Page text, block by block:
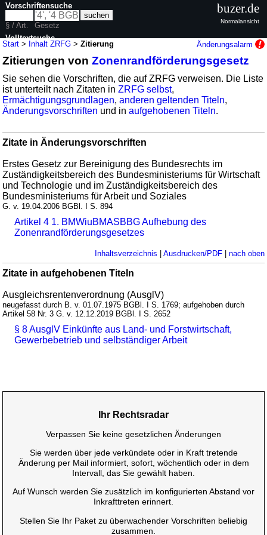
Start > Inhalt ZRFG >Zitierung Änderungsalarm
Zitierungen vonZonenrandförderungsgesetz
Sie sehen die Vorschriften, die auf ZRFG verweisen. Die Liste
ist unterteilt nach Zitaten inZRFG selbst,
Ermächtigungsgrundlagen,anderen geltenden Titeln,
Änderungsvorschriften und inaufgehobenen Titeln.
Zitate in Änderungsvorschriften
Erstes Gesetz zur Bereinigung des Bundesrechts im
Zuständigkeitsbereich des Bundesministeriums für Wirtschaft
und Technologie und im Zuständigkeitsbereich des
Bundesministeriums für Arbeit und Soziales
G. v. 19.04.2006 BGBl. I S. 894
Artikel 4 1. BMWiuBMASBBG Aufhebung des
Zonenrandförderungsgesetzes
Inhaltsverzeichnis | Ausdrucken/PDF| nach oben
Zitate in aufgehobenen Titeln
Ausgleichsrentenverordnung (AusglV)
neugefasst durch B. v. 01.07.1975 BGBl. I S. 1769; aufgehoben durch
Artikel 58 Nr. 3 G. v. 12.12.2019 BGBl. I S. 2652
§ 8 AusglV Einkünfte aus Land- und Forstwirtschaft,
Gewerbebetrieb und selbständiger Arbeit
Vorschriftensuche
§ / Art.
Gesetz
Volltextsuche
nur in ZRFG
buzer.de
Normalansicht
Ihr Rechtsradar
Verpassen Sie keine gesetzlichen Änderungen
Sie werden über jede verkündete oder in Kraft tretende
Änderung per Mail informiert, sofort, wöchentlich oder in dem
Intervall, das Sie gewählt haben.
Auf Wunsch werden Sie zusätzlich im konfigurierten Abstand vor
Inkrafttreten erinnert.
Stellen Sie Ihr Paket zu überwachender Vorschriften beliebig
zusammen.